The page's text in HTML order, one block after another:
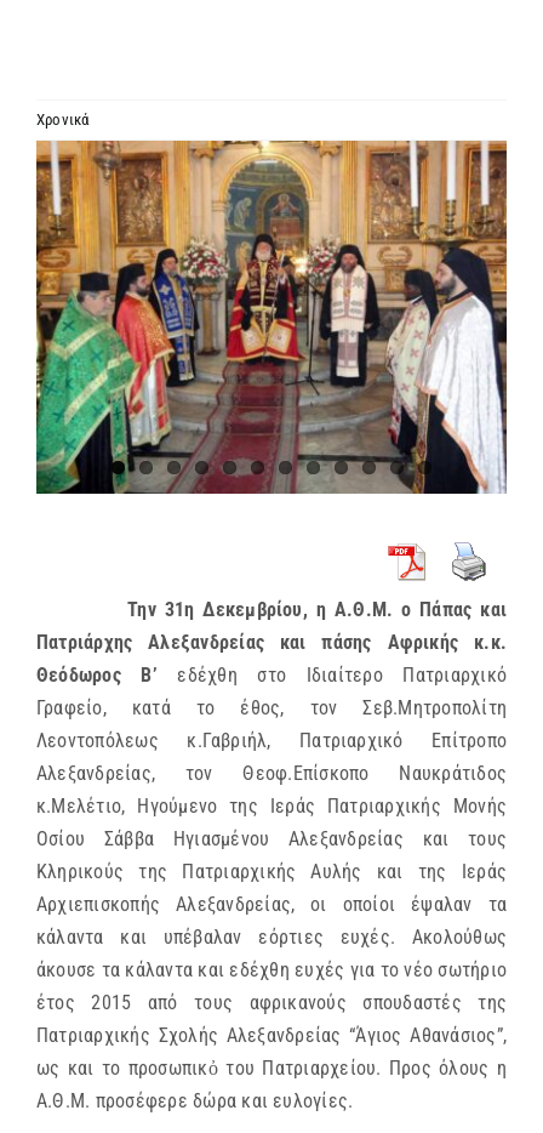
MEDIA
ΕΝΗΜΕΡΩΣΗ
ΣΥΝΔΕΣΕΙΣ
Χρονικά
Προβολή
μεγαλύτερης
εικόνας
Την 31η Δεκεμβρίου, η Α.Θ.Μ. ο Πάπας και
Πατριάρχης Αλεξανδρείας και πάσης Αφρικής κ.κ.
Θεόδωρος Β’εδέχθη στο Ιδιαίτερο Πατριαρχικό
Γραφείο, κατά το έθος, τον Σεβ.Μητροπολίτη
Λεοντοπόλεως κ.Γαβριήλ, Πατριαρχικό Επίτροπο
Αλεξανδρείας, τον Θεοφ.Επίσκοπο Ναυκράτιδος
κ.Μελέτιο, Ηγούμενο της Ιεράς Πατριαρχικής Μονής
Οσίου Σάββα Ηγιασμένου Αλεξανδρείας και τους
Κληρικούς της Πατριαρχικής Αυλής και της Ιεράς
Αρχιεπισκοπής Αλεξανδρείας, οι οποίοι έψαλαν τα
κάλαντα και υπέβαλαν εόρτιες ευχές. Ακολούθως
άκουσε τα κάλαντα και εδέχθη ευχές για το νέο σωτήριο
έτος 2015 από τους αφρικανούς σπουδαστές της
Πατριαρχικής Σχολής Αλεξανδρείας “Άγιος Αθανάσιος”,
ως και το προσωπικὀ του Πατριαρχείου. Προς όλους η
Α.Θ.Μ. προσέφερε δώρα και ευλογίες.